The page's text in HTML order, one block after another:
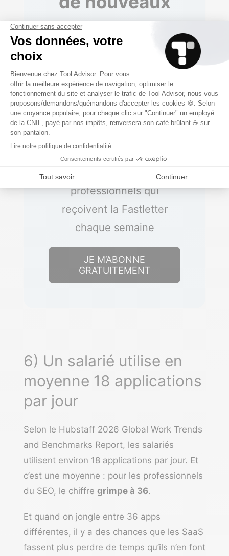
outils B2B
💌 Chaque mardi,
découvrez 3 nouveaux
outils B2B, le décryptage
de l’actualité des logiciels
SaaS et des bons plans
👥 Déjà + de 7 000
professionnels qui
reçoivent la Fastletter
chaque semaine
JE M’ABONNE
GRATUITEMENT
6) Un salarié utilise en
moyenne 18 applications
par jour
Selon le Hubstaff 2026 Global Work Trends
and Benchmarks Report, les salariés
utilisent environ 18 applications par jour. Et
c’est une moyenne : pour les professionnels
du SEO, le chiffre grimpe à 36.
Et quand on jongle entre 36 apps
différentes, il y a des chances que les SaaS
fassent plus perdre de temps qu’ils n’en font